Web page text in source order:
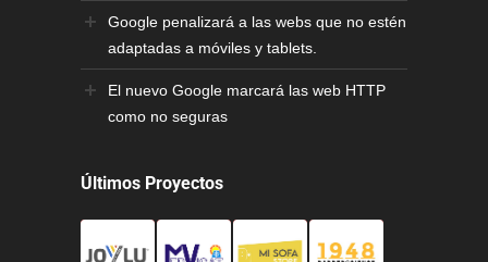
Google penalizará a las webs que no estén
adaptadas a móviles y tablets.
El nuevo Google marcará las web HTTP
como no seguras
Últimos Proyectos